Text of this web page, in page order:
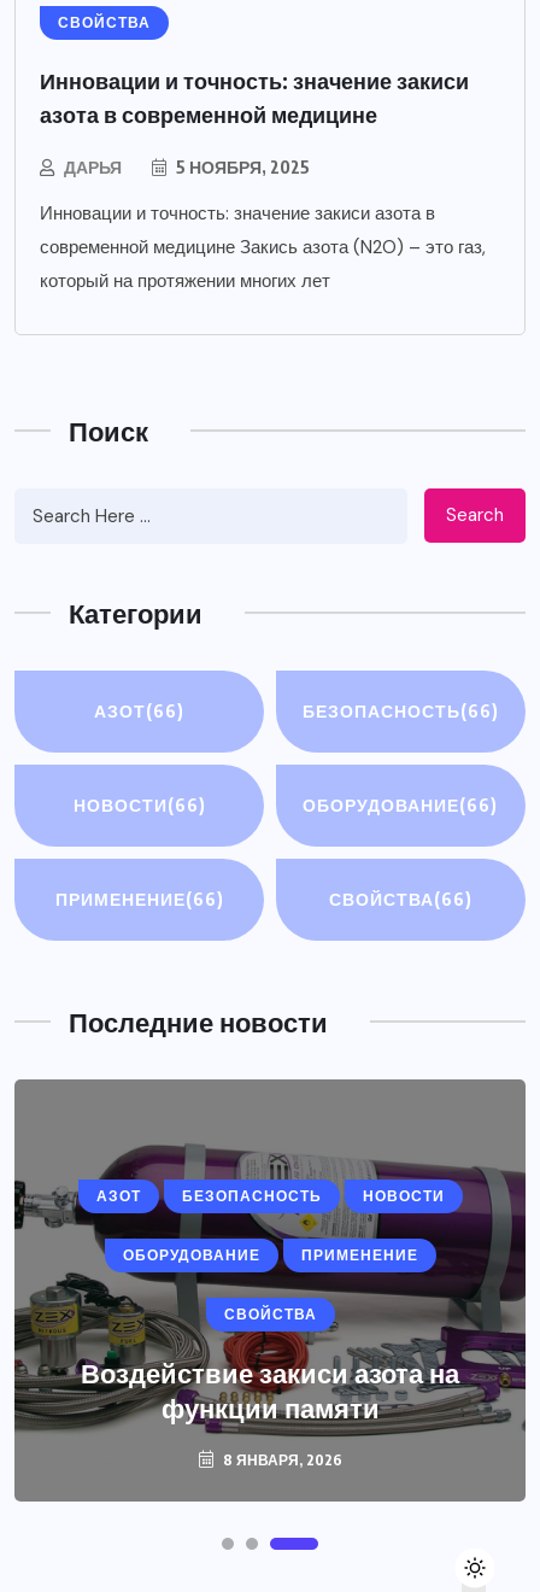
СВОЙСТВА
Инновации и точность: значение закиси
азота в современной медицине
ДАРЬЯ 5 НОЯБРЯ, 2025
Инновации и точность: значение закиси азота в
современной медицине Закись азота (N2O) – это газ,
который на протяжении многих лет
Поиск
Search
Категории
АЗОТ(66) БЕЗОПАСНОСТЬ(66)
НОВОСТИ(66) ОБОРУДОВАНИЕ(66)
ПРИМЕНЕНИЕ(66) СВОЙСТВА(66)
Последние новости
АЗОТ БЕЗОПАСНОСТЬ НОВОСТИ
ОБОРУДОВАНИЕ ПРИМЕНЕНИЕ
СВОЙСТВА
Воздействие закиси азота на
функции памяти
8 ЯНВАРЯ, 2026